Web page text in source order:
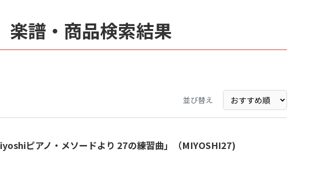
譜・商品検索結果
並び替え
ピアノ・メソードより 27の練習曲」（MIYOSHI27)